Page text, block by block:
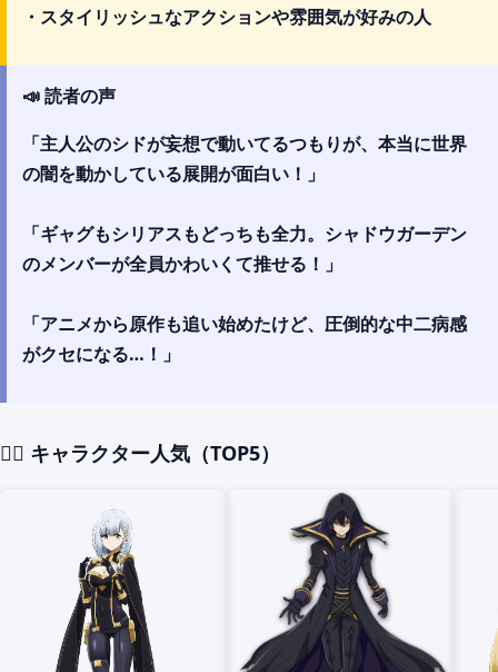
・スタイリッシュなアクションや雰囲気が好みの人
📣 読者の声
「主人公のシドが妄想で動いてるつもりが、本当に世界
の闇を動かしている展開が面白い！」
「ギャグもシリアスもどっちも全力。シャドウガーデン
のメンバーが全員かわいくて推せる！」
「アニメから原作も追い始めたけど、圧倒的な中二病感
がクセになる…！」
🧙‍♀️ キャラクター人気（TOP5）